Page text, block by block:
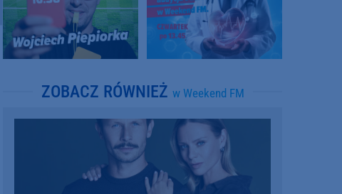
ZOBACZ RÓWNIEŻ w Weekend FM